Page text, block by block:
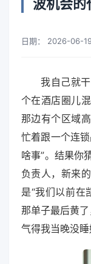
波机会的
日期： 2026-06-
我自己就
个在酒店圈儿
那边有个区域
忙着跟一个连
啥事”。结果你
负责人，新来
是“我们以前在
那单子最后黄
气得我当晚没